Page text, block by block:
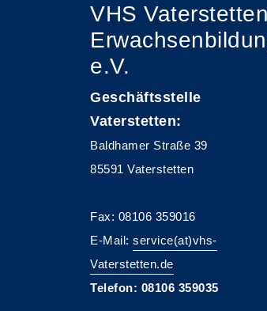
VHS
e.V.
Geschäftsstelle
Vaterstetten:
Baldhamer Straße 39
85591 Vaterstetten
Fax: 08106 359016
E-Mail: service(at)vhs-
Vaterstetten.de
Telefon: 08106 359035